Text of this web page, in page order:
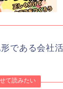
である会社